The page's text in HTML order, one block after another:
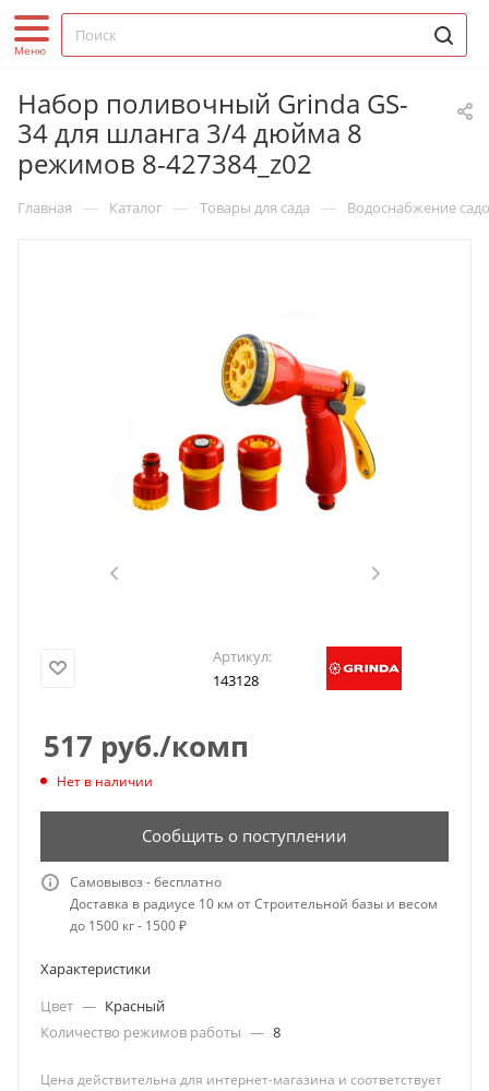
Набор поливочный Grinda GS-
34 для шланга 3/4 дюйма 8
режимов 8-427384_z02
Главная — Каталог — Товары для сада — Водоснабжение
Артикул:
143128
517 руб./комп
Нет в наличии
Сообщить о поступлении
Самовывоз - бесплатно
Доставка в радиусе 10 км от Строительной базы и весом
до 1500 кг - 1500 ₽
Характеристики
Цвет — Красный
Количество режимов работы — 8
Цена действительна для интернет-магазина и соответствует